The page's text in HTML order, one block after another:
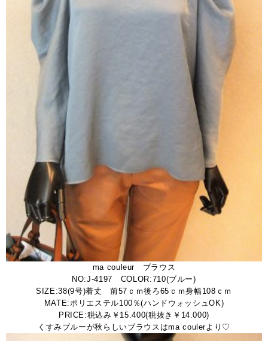
ma couleur ブラウス
NO:J-4197 COLOR:710(ブルー)
SIZE:38(9号)着丈 前57ｃｍ後ろ65ｃｍ身幅108ｃｍ
MATE:ポリエステル100％(ハンドウォッシュOK)
PRICE:税込み￥15.400(税抜き￥14.000)
くすみブルーが秋らしいブラウスはma coulerより♡